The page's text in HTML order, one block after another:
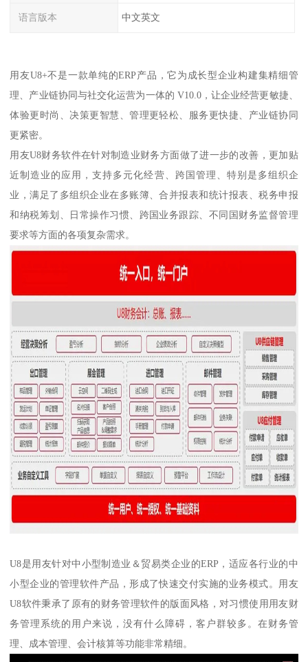
语言版本 中文英文
用友U8+不是一款单纯的ERP产品，它为成长型企业构建集精细管
理、产业链协同与社交化运营为一体的 V10.0，让企业经营更敏捷、
体验更时尚、决策更智慧、管理更轻松、服务更快捷、产业链协同
更紧密。
用友U8财务软件在针对制造业财务方面做了进一步的改善，更加贴
近制造业的应用，支持多元化经营、跨国管理、特别是多组织企
业，满足了多组织企业在多账簿、合并报表和统计报表、税务申报
和纳税筹划、日常操作习惯、跨国业务跟踪、不同国财务监督管理
要求等方面的各项复杂需求。
U8是用友针对中小型制造业＆贸易类企业的ERP，适应各行业的中
小型企业的管理软件产品，形成了快速交付实施的业务模式。用友
U8软件秉承了原有的财务管理软件的版面风格，对习惯使用用友财
务管理系统的用户来说，没有什么障碍，客户群较多。在财务管
理、成本管理、会计核算等功能非常精细。